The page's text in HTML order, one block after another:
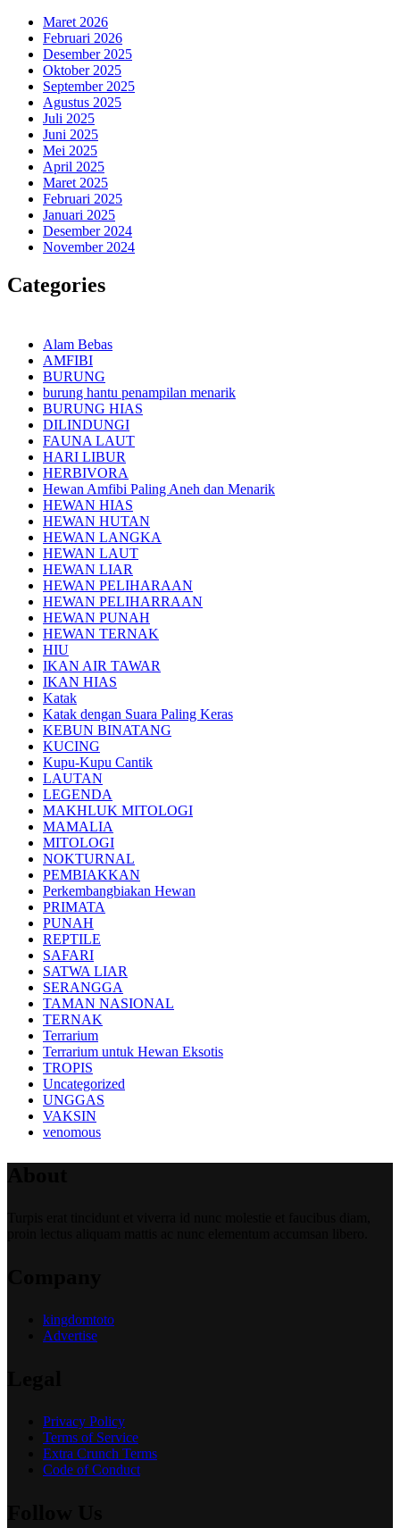
Maret 2026
Februari 2026
Desember 2025
Oktober 2025
September 2025
Agustus 2025
Juli 2025
Juni 2025
Mei 2025
April 2025
Maret 2025
Februari 2025
Januari 2025
Desember 2024
November 2024
Categories
Alam Bebas
AMFIBI
BURUNG
burung hantu penampilan menarik
BURUNG HIAS
DILINDUNGI
FAUNA LAUT
HARI LIBUR
HERBIVORA
Hewan Amfibi Paling Aneh dan Menarik
HEWAN HIAS
HEWAN HUTAN
HEWAN LANGKA
HEWAN LAUT
HEWAN LIAR
HEWAN PELIHARAAN
HEWAN PELIHARRAAN
HEWAN PUNAH
HEWAN TERNAK
HIU
IKAN AIR TAWAR
IKAN HIAS
Katak
Katak dengan Suara Paling Keras
KEBUN BINATANG
KUCING
Kupu-Kupu Cantik
LAUTAN
LEGENDA
MAKHLUK MITOLOGI
MAMALIA
MITOLOGI
NOKTURNAL
PEMBIAKKAN
Perkembangbiakan Hewan
PRIMATA
PUNAH
REPTILE
SAFARI
SATWA LIAR
SERANGGA
TAMAN NASIONAL
TERNAK
Terrarium
Terrarium untuk Hewan Eksotis
TROPIS
Uncategorized
UNGGAS
VAKSIN
venomous
kingdomtoto
Advertise
Privacy Policy
Terms of Service
Extra Crunch Terms
Code of Conduct